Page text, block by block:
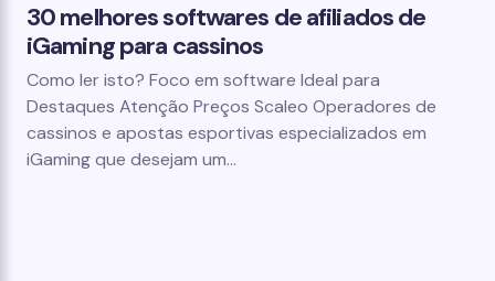
30 melhores softwares de afiliados de
iGaming para cassinos
Como ler isto? Foco em software Ideal para
Destaques Atenção Preços Scaleo Operadores de
cassinos e apostas esportivas especializados em
iGaming que desejam um…